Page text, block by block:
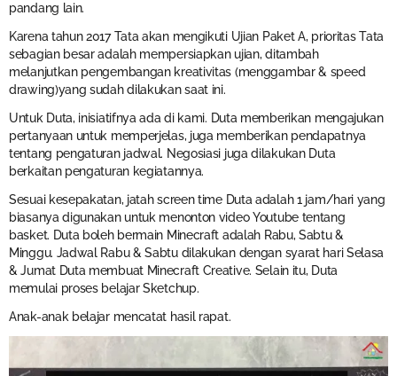
pandang lain.
Karena tahun 2017 Tata akan mengikuti Ujian Paket A, prioritas Tata
sebagian besar adalah mempersiapkan ujian, ditambah
melanjutkan pengembangan kreativitas (menggambar & speed
drawing)yang sudah dilakukan saat ini.
Untuk Duta, inisiatifnya ada di kami. Duta memberikan mengajukan
pertanyaan untuk memperjelas, juga memberikan pendapatnya
tentang pengaturan jadwal. Negosiasi juga dilakukan Duta
berkaitan pengaturan kegiatannya.
Sesuai kesepakatan, jatah screen time Duta adalah 1 jam/hari yang
biasanya digunakan untuk menonton video Youtube tentang
basket. Duta boleh bermain Minecraft adalah Rabu, Sabtu &
Minggu. Jadwal Rabu & Sabtu dilakukan dengan syarat hari Selasa
& Jumat Duta membuat Minecraft Creative. Selain itu, Duta
memulai proses belajar Sketchup.
Anak-anak belajar mencatat hasil rapat.